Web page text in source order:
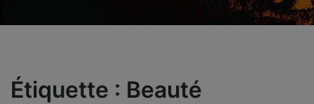
Étiquette : Beauté